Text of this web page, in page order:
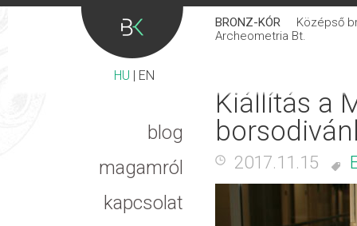
HU | EN
BRONZ-KÓR
Középső
Archeometria Bt.
blog
magamról
kapcsolat
Kiállítás a
2017.11.15